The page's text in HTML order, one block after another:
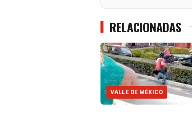
RELACIONADAS
VALLE DE MÉXICO